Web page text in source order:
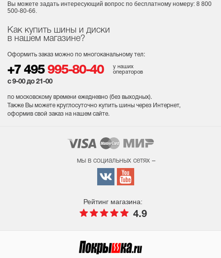
Как купить шины и диски
в нашем магазине?
Оформить заказ можно по многоканальному тел:
+7 495 995-80-40
у наших
операторов
с 9-00 до 21-00
по московскому времени ежедневно (без выходных).
Также Вы можете круглосуточно купить шины через Интернет,
оформив свой заказ на нашем сайте.
Вы можете задать интересующий вопрос по бесплатному номеру: 8 800
500-80-66.
мы в социальных сетях –
Рейтинг магазина:
4.9